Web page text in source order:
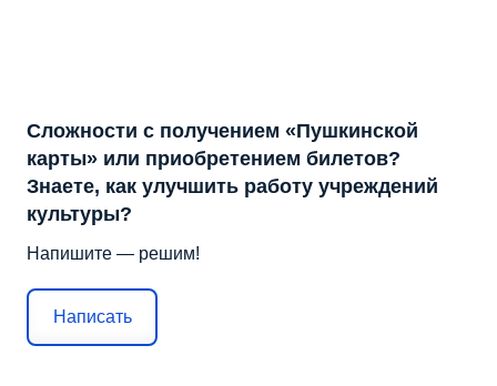
Сложности с получением «Пушкинской
карты» или приобретением билетов?
Знаете, как улучшить работу учреждений
культуры?
Напишите — решим!
Написать